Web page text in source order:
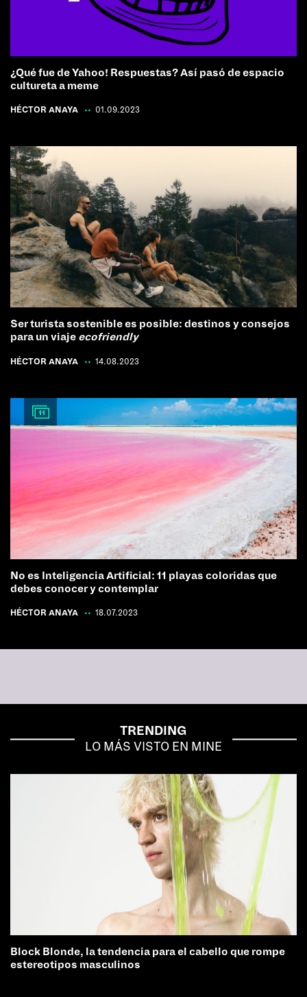
¿Qué fue de Yahoo! Respuestas? Así pasó de espacio
cultureta a meme
HÉCTOR ANAYA 01.09.2023
Ser turista sostenible es posible: destinos y consejos
para un viaje ecofriendly
HÉCTOR ANAYA 14.08.2023
11
No es Inteligencia Artificial: 11 playas coloridas que
debes conocer y contemplar
HÉCTOR ANAYA 18.07.2023
TRENDING
LO MÁS VISTO EN MINE
Block Blonde, la tendencia para el cabello que rompe
estereotipos masculinos